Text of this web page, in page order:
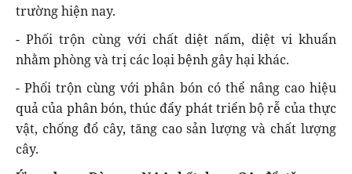
trường hiện nay.
- Phối trộn cùng với chất diệt nấm, diệt vi khuẩn
nhằm phòng và trị các loại bệnh gây hại khác.
- Phối trộn cùng với phân bón có thể nâng cao hiệu
quả của phân bón, thúc đẩy phát triển bộ rễ của thực
vật, chống đổ cây, tăng cao sản lượng và chất lượng
cây.